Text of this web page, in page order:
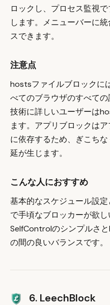
ロックし、プロセス監視
します。メニューバーに
スできます。
注意点
hostsファイルブロックに
べてのブラウザのすべての
技術に詳しいユーザーは
ます。アプリブロックは
に依存するため、ぎこち
延が生じます。
こんな人におすすめ
基本的なスケジュール設
で手頃なブロッカーが欲し
SelfControlのシンプルさ
の間の良いバランスです。
6. LeechBlock